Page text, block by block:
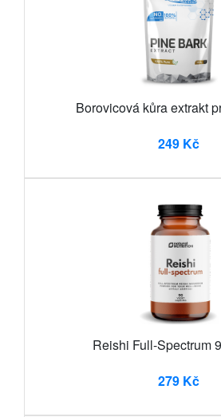
Borovicová kůra extrakt
249 Kč
Reishi Full-Spectrum
279 Kč